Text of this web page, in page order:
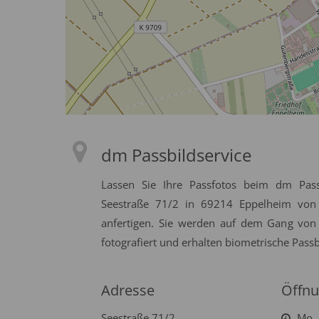
dm Passbildservice
Lassen Sie Ihre Passfotos beim dm
Seestraße 71/2 in 69214 Eppelheim
anfertigen. Sie werden auf dem Gang
fotografiert und erhalten biometrische
Adresse